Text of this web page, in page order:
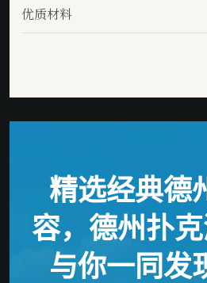
优质材料
精选经典德
容，德州扑
与你一同发